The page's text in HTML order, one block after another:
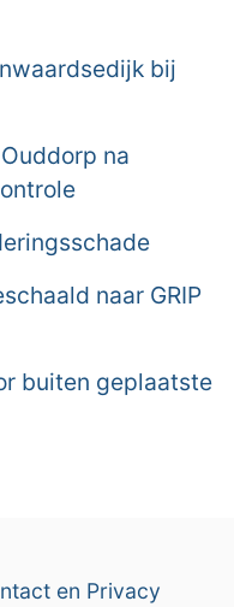
bij
na
naar GRIP
buiten geplaatste
en Privacy